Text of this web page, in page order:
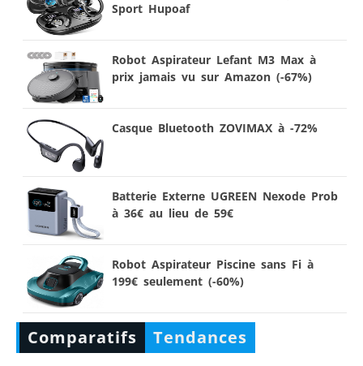
Sport Hupoaf
Robot Aspirateur Lefant M3 Max à
prix jamais vu sur Amazon (-67%)
Casque Bluetooth ZOVIMAX à -72%
Batterie Externe UGREEN Nexode Prob
à 36€ au lieu de 59€
Robot Aspirateur Piscine sans Fi à
199€ seulement (-60%)
Comparatifs Tendances